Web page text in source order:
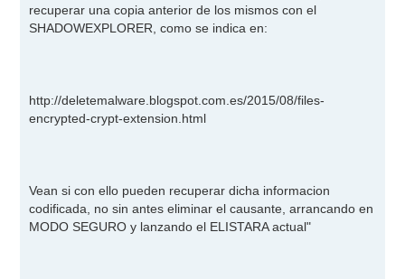
recuperar una copia anterior de los mismos con el
SHADOWEXPLORER, como se indica en:
http://deletemalware.blogspot.com.es/2015/08/files-
encrypted-crypt-extension.html
Vean si con ello pueden recuperar dicha informacion
codificada, no sin antes eliminar el causante, arrancando en
MODO SEGURO y lanzando el ELISTARA actual"